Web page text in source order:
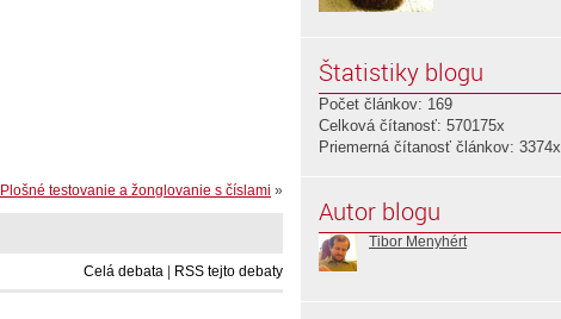
Plošné testovanie a žonglovanie s číslami »
Celá debata | RSS tejto debaty
Štatistiky blogu
Počet článkov: 169
Celková čítanosť: 570175x
Priemerná čítanosť článkov: 3374x
Autor blogu
Tibor Menyhért